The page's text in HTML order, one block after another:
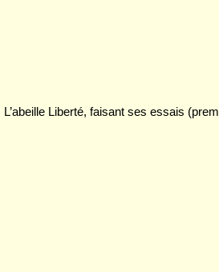
L’abeille Liberté, faisant ses essais